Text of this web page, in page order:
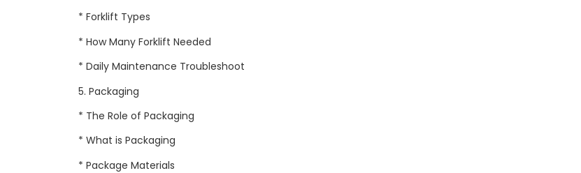
* Forklift Types
* How Many Forklift Needed
* Daily Maintenance Troubleshoot
5. Packaging
* The Role of Packaging
* What is Packaging
* Package Materials